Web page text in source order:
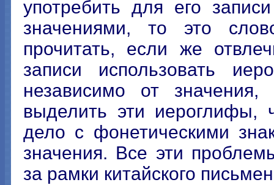
употребить для его
значениями, то это
прочитать, если же
записи использовать
независимо от значения,
выделить эти иероглифы,
дело с фонетическими
значения. Все эти
за рамки китайского